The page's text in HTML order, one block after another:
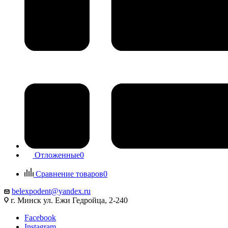
Отложенные0
Сравнение товаров0
belexpodent@yandex.ru
г. Минск ул. Ежи Гедройца, 2-240
Facebook